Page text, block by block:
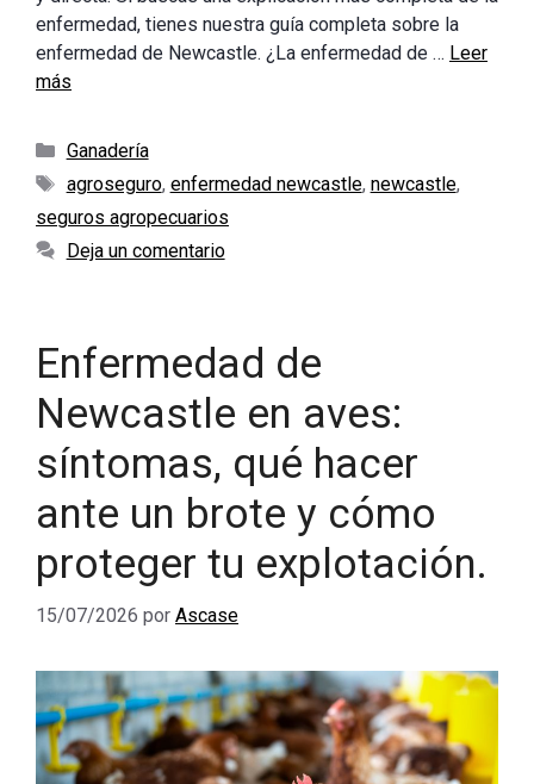
enfermedad, tienes nuestra guía completa sobre la
enfermedad de Newcastle. ¿La enfermedad de … Leer
más
Categorías
Ganadería
Etiquetas
agroseguro, enfermedad newcastle, newcastle,
seguros agropecuarios
Deja un comentario
Enfermedad de
Newcastle en aves:
síntomas, qué hacer
ante un brote y cómo
proteger tu explotación.
15/07/2026 por Ascase